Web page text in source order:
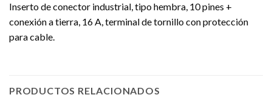
Inserto de conector industrial, tipo hembra, 10 pines +
conexión a tierra, 16 A, terminal de tornillo con protección
para cable.
PRODUCTOS RELACIONADOS